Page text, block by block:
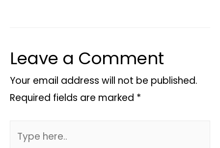
Leave a Comment
Your email address will not be published.
Required fields are marked *